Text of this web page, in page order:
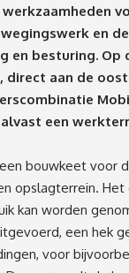
en
en besturing. Op
direct aan de
een
bouwkeet voor
opslagterrein. Het
kan worden
een hek
voor